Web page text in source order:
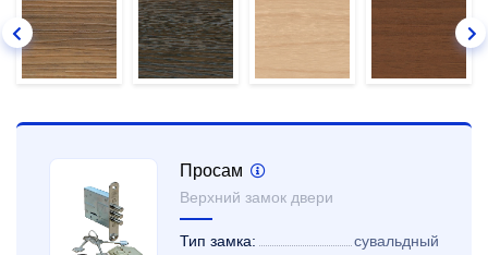
Просам
Верхний замок двери
Тип замка:
сувальдный